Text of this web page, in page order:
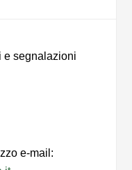
e segnalazioni
e-mail: